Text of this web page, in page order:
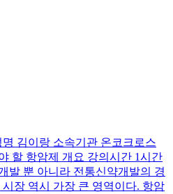
김이랑 소속기관 온코크로스
할 항암제 개요 강의시간 1시간
발 뿐 아니라 전통신약개발의 경
장 역시 가장 큰 영역이다. 항암